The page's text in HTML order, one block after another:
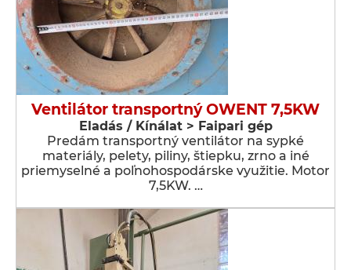
Ventilátor transportný OWENT 7,5KW
Eladás / Kínálat > Faipari gép
Predám transportný ventilátor na sypké
materiály, pelety, piliny, štiepku, zrno a iné
priemyselné a poľnohospodárske využitie. Motor
7,5KW. …